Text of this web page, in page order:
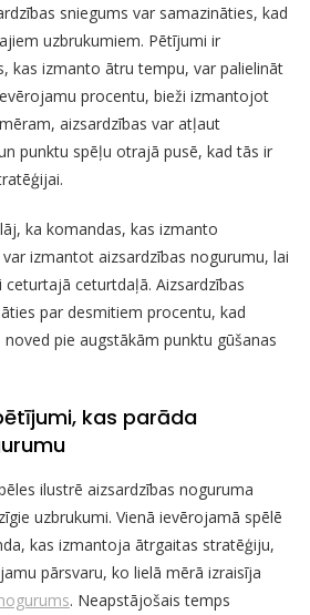
sniegums var samazināties, kad
uzbrukumiem. Pētījumi ir
kas izmanto ātru tempu, var palielināt
procentu, bieži izmantojot
aizsardzības var atļaut
punktu spēļu otrajā pusē, kad tās ir
ka komandas, kas izmanto
izmantot aizsardzības nogurumu, lai
ceturtajā ceturtdaļā. Aizsardzības
par desmitiem procentu, kad
pie augstākām punktu gūšanas
kas parāda
ilustrē aizsardzības noguruma
uzbrukumi. Vienā ievērojamā spēlē
kas izmantoja ātrgaitas stratēģiju,
pārsvaru, ko lielā mērā izraisīja
. Neapstājošais temps